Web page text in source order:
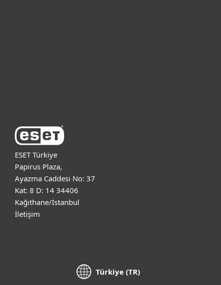
ESET Türkiye
Papirus Plaza,
Ayazma Caddesi No: 37
Kat: 8 D: 14 34406
Kağıthane/İstanbul
İletişim
Türkiye (TR)